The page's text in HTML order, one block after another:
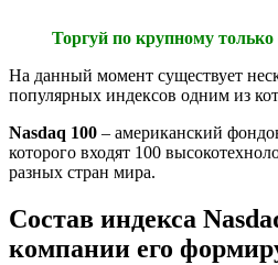
Торгуй по крупному
На данный момент существует
популярных индексов одним из
Nasdaq 100 – американский
которого входят 100
разных стран мира.
Состав индекса
компании его